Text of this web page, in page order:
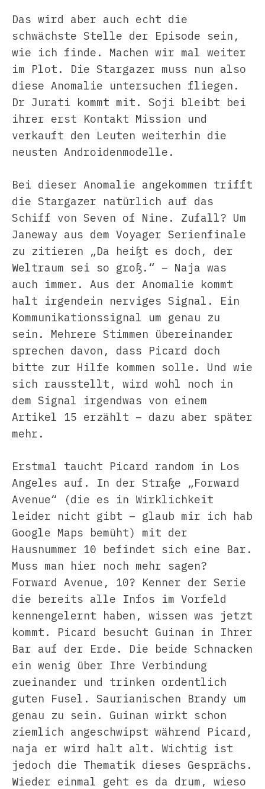
Das wird aber auch echt die
schwächste Stelle der Episode sein,
wie ich finde. Machen wir mal weiter
im Plot. Die Stargazer muss nun also
diese Anomalie untersuchen fliegen.
Dr Jurati kommt mit. Soji bleibt bei
ihrer erst Kontakt Mission und
verkauft den Leuten weiterhin die
neusten Androidenmodelle.
Bei dieser Anomalie angekommen trifft
die Stargazer natürlich auf das
Schiff von Seven of Nine. Zufall? Um
Janeway aus dem Voyager Serienfinale
zu zitieren „Da heißt es doch, der
Weltraum sei so groß.“ – Naja was
auch immer. Aus der Anomalie kommt
halt irgendein nerviges Signal. Ein
Kommunikationssignal um genau zu
sein. Mehrere Stimmen übereinander
sprechen davon, dass Picard doch
bitte zur Hilfe kommen solle. Und wie
sich rausstellt, wird wohl noch in
dem Signal irgendwas von einem
Artikel 15 erzählt – dazu aber später
mehr.
Erstmal taucht Picard random in Los
Angeles auf. In der Straße „Forward
Avenue“ (die es in Wirklichkeit
leider nicht gibt – glaub mir ich hab
Google Maps bemüht) mit der
Hausnummer 10 befindet sich eine Bar.
Muss man hier noch mehr sagen?
Forward Avenue, 10? Kenner der Serie
die bereits alle Infos im Vorfeld
kennengelernt haben, wissen was jetzt
kommt. Picard besucht Guinan in Ihrer
Bar auf der Erde. Die beide Schnacken
ein wenig über Ihre Verbindung
zueinander und trinken ordentlich
guten Fusel. Saurianischen Brandy um
genau zu sein. Guinan wirkt schon
ziemlich angeschwipst während Picard,
naja er wird halt alt. Wichtig ist
jedoch die Thematik dieses Gesprächs.
Wieder einmal geht es da drum, wieso